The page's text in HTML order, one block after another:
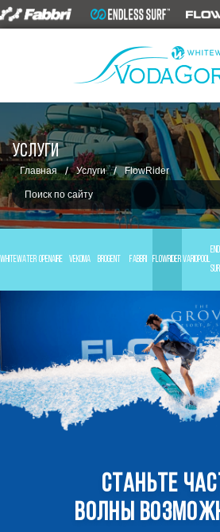
УСЛУГИ
Главная / Услуги / FlowRider
WHITEWATER OPENAIRE VEKOMA BROGENT FABBRI FLOWRIDERVARIOPOOL
Станьте
волны